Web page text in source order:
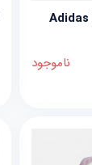
ناموجود